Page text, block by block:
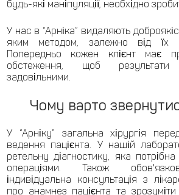
будь-які маніпуляції, необхідно
У нас в “Арніка” видаляють
яким методом, залежно від їх
Попередньо кожен клієнт має
обстеження, щоб
задовільними.
Чому варто
У “Арніку” загальна хірургія
ведення пацієнта. У нашій
ретельну діагностику, яка
операціями. Також
індивідуальна консультація з
про анамнез пацієнта та